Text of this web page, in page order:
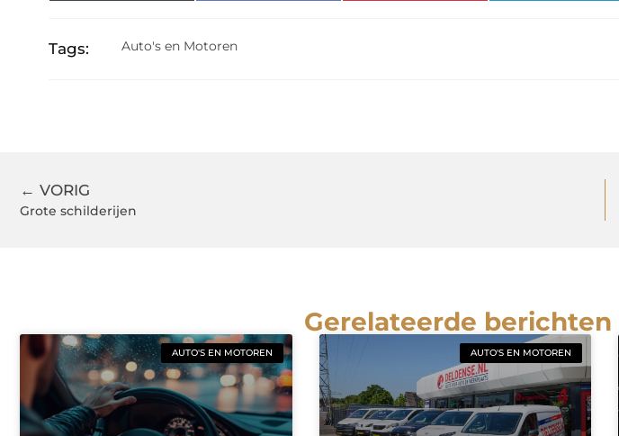
Tags: Auto's en Motoren
← VORIG
Grote schilderijen
Gerelateerde berichten
AUTO'S EN MOTOREN AUTO'S EN MOTOREN